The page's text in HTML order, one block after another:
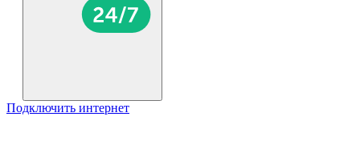
Подключить интернет